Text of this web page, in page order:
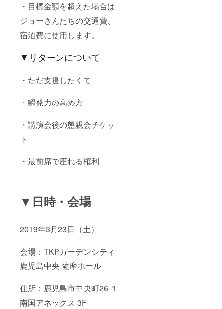
・目標金額を超えた場合は
ジョーさんたちの交通費、
宿泊費に使用します。
▼リターンについて
・ただ支援したくて
・瞬発力の高め方
・講演会後の懇親会チケッ
ト
・最前席で座れる権利
▼日時・会場
2019年3月23日（土）
会場：TKPガーデンシティ
鹿児島中央 薩摩ホール
住所：鹿児島市中央町26-１
南国アネックス 3F